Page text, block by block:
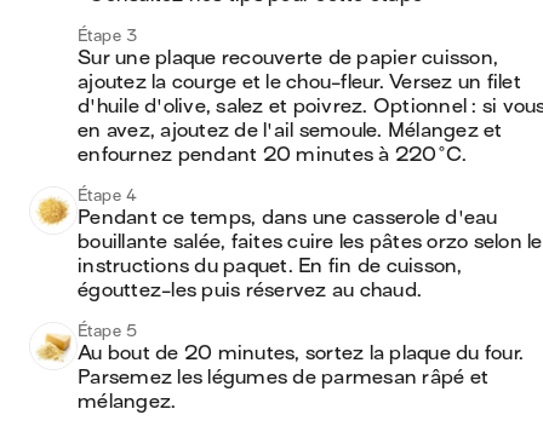
Étape 3
Sur une plaque recouverte de papier cuisson,
ajoutez la courge et le chou-fleur. Versez un filet
d'huile d'olive, salez et poivrez. Optionnel : si
en avez, ajoutez de l'ail semoule. Mélangez et
enfournez pendant 20 minutes à 220°C.
Étape 4
Pendant ce temps, dans une casserole d'eau
bouillante salée, faites cuire les pâtes orzo selon
instructions du paquet. En fin de cuisson,
égouttez-les puis réservez au chaud.
Étape 5
Au bout de 20 minutes, sortez la plaque du four.
Parsemez les légumes de parmesan râpé et
mélangez.